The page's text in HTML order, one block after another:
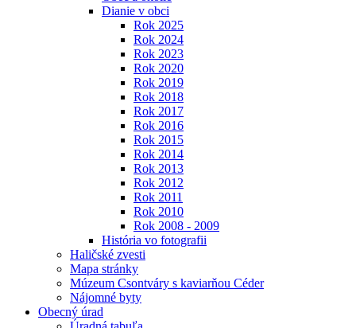
Dianie v obci
Rok 2025
Rok 2024
Rok 2023
Rok 2020
Rok 2019
Rok 2018
Rok 2017
Rok 2016
Rok 2015
Rok 2014
Rok 2013
Rok 2012
Rok 2011
Rok 2010
Rok 2008 - 2009
História vo fotografii
Haličské zvesti
Mapa stránky
Múzeum Csontváry s kaviarňou Céder
Nájomné byty
Obecný úrad